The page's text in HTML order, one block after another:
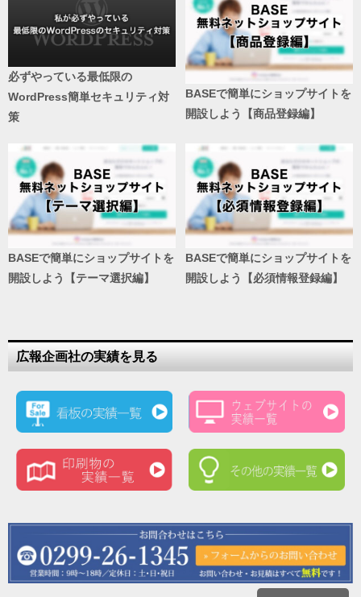
必ずやっている最低限の
WordPress簡単セキュリティ対
策
BASEで簡単にショップサイトを
開設しよう【商品登録編】
BASEで簡単にショップサイトを
開設しよう【テーマ選択編】
BASEで簡単にショップサイトを
開設しよう【必須情報登録編】
広報企画社の実績を見る